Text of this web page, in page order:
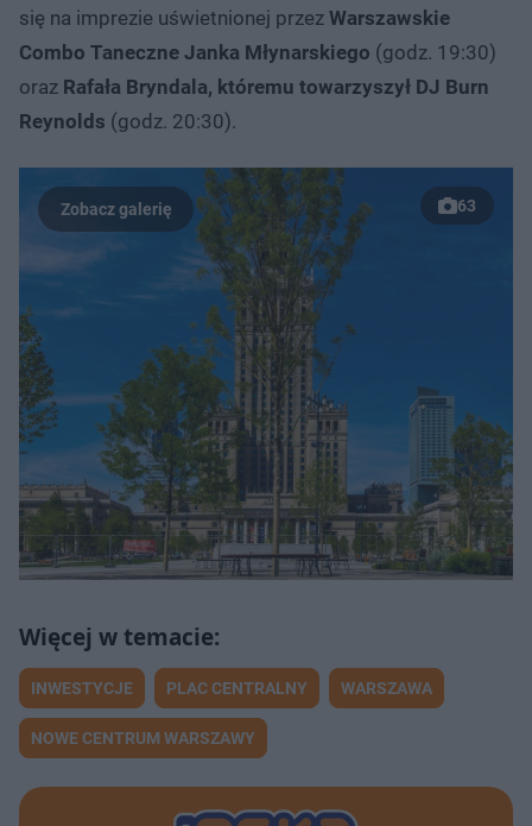
się na imprezie uświetnionej przez Warszawskie
Combo Taneczne Janka Młynarskiego (godz. 19:30)
oraz Rafała Bryndala, któremu towarzyszył DJ Burn
Reynolds (godz. 20:30).
63
INWESTYCJE PLAC CENTRALNY WARSZAWA
NOWE CENTRUM WARSZAWY